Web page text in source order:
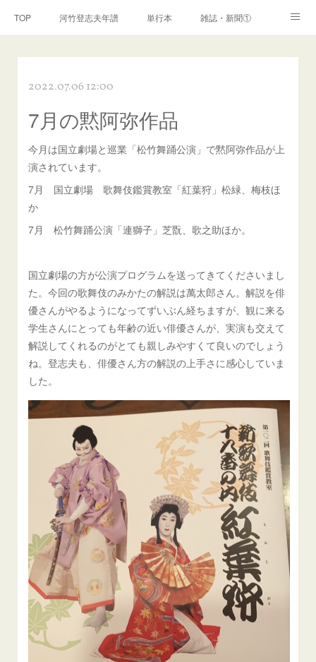
TOP 河竹登志夫年譜 単行本 雑誌・新聞①
河竹繁俊 年譜 河竹黙阿弥 年譜
2022.07.06 12:00
7月の黙阿弥作品
今月は国立劇場と巡業「松竹舞踊公演」で黙阿弥作品が上
演されています。
7月 国立劇場 歌舞伎鑑賞教室「紅葉狩」松緑、梅枝ほ
か
7月 松竹舞踊公演「連獅子」芝翫、歌之助ほか。
国立劇場の方が公演プログラムを送ってきてくださいまし
た。今回の歌舞伎のみかたの解説は萬太郎さん。解説を俳
優さんがやるようになってずいぶん経ちますが、観に来る
学生さんにとっても年齢の近い俳優さんが、実演も交えて
解説してくれるのがとても親しみやすくて良いのでしょう
ね。登志夫も、俳優さん方の解説の上手さに感心していま
した。